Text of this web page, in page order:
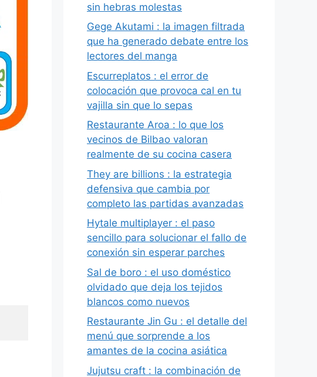
sin hebras molestas
Gege Akutami : la imagen filtrada
que ha generado debate entre los
lectores del manga
Escurreplatos : el error de
colocación que provoca cal en tu
vajilla sin que lo sepas
Restaurante Aroa : lo que los
vecinos de Bilbao valoran
realmente de su cocina casera
They are billions : la estrategia
defensiva que cambia por
completo las partidas avanzadas
Hytale multiplayer : el paso
sencillo para solucionar el fallo de
conexión sin esperar parches
Sal de boro : el uso doméstico
olvidado que deja los tejidos
blancos como nuevos
Restaurante Jin Gu : el detalle del
menú que sorprende a los
amantes de la cocina asiática
Jujutsu craft : la combinación de